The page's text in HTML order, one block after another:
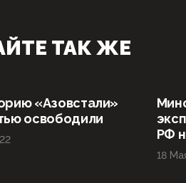
ТАК ЖЕ
«Азовстали»
освободили
РФ
18